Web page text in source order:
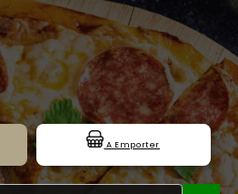
A Emporter